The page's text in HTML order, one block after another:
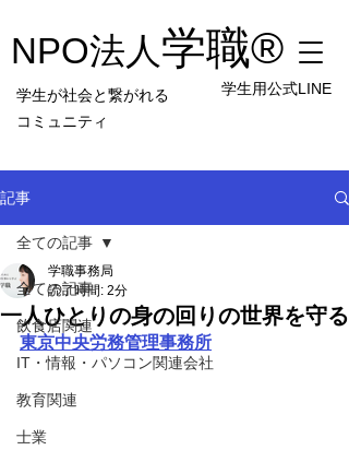
NPO法人学職®︎
学生が社会と繋がれる
コミュニティ
学生用公式LINE
記事
全ての記事
飲食店関連
IT・情報・パソコン関連会社
教育関連
士業
全ての記事
一人ひとりの身の回りの世界を守る
学職事務局
読了時間: 2分
東京中央労務管理事務所